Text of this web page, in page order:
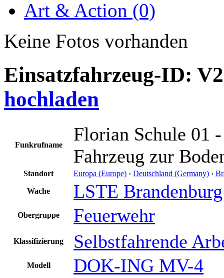
Art & Action (0)
Keine Fotos vorhanden
Einsatzfahrzeug-ID:
hochladen
Funkrufname
Florian Schule 01
Fahrzeug zur
Standort Europa (Europe) › Deutschland (Germany) ›
Wache LSTE Brandenburg
Obergruppe Feuerwehr
Klassifizierung Selbstfahrende
Modell DOK-ING MV-4